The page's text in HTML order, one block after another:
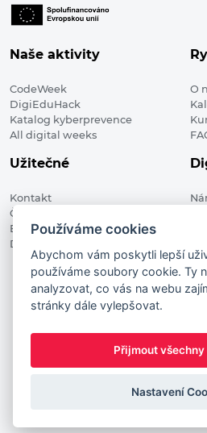
Naše aktivity
CodeWeek
DigiEduHack
Katalog kyberprevence
All digital weeks
O
Užitečné
Kontakt
Členské organizace
Blog
Digitalizace ve vzdělávání
DigiKoalice 2021. All
Vstup do
This project has received
Commission Innovation and
Commission and the European
Používáme cookies
Abychom vám poskytli lepší
používáme soubory cookie. Ty
analyzovat, co vás na webu
stránky dále vylepšovat.
Přijmout
Nastavení